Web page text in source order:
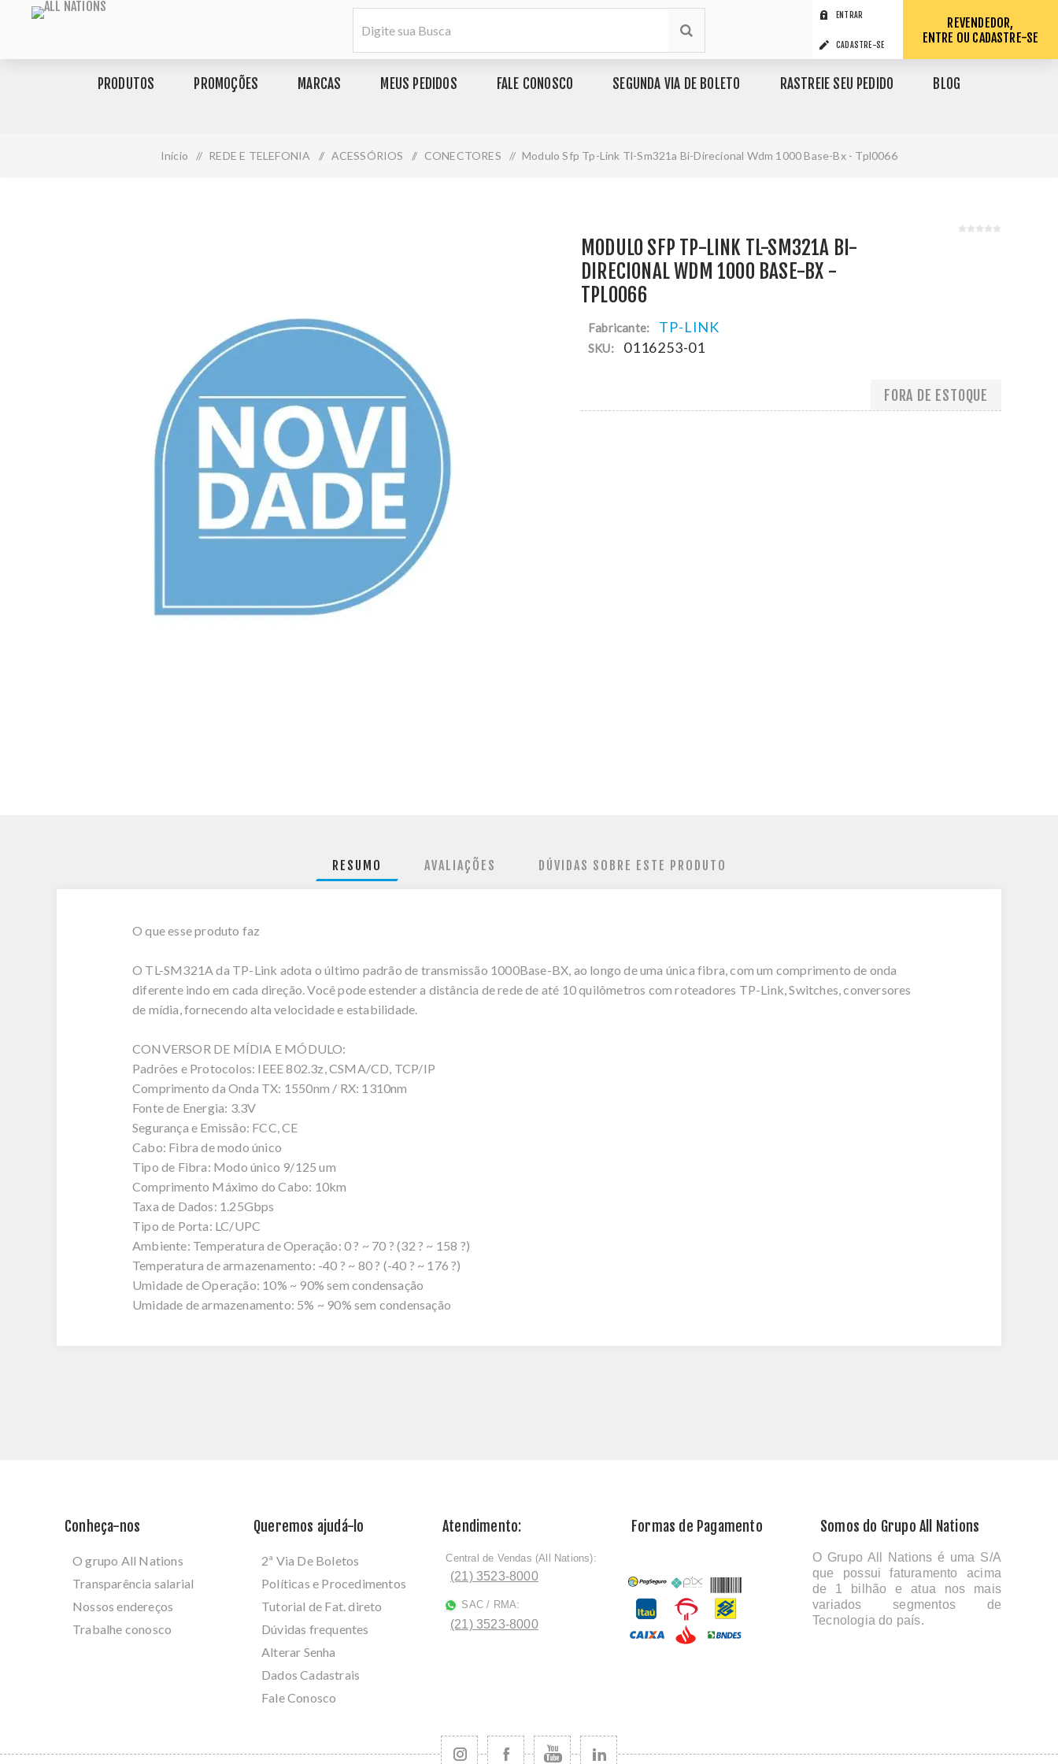
ENTRAR
CADASTRE-SE
REVENDEDOR,
ENTRE OU CADASTRE-SE
PRODUTOS PROMOÇÕES MARCAS MEUS PEDIDOS FALE CONOSCO SEGUNDA VIA DE BOLETO RASTREIE SEU PEDIDO BLOG
Início / REDE E TELEFONIA / ACESSÓRIOS / CONECTORES / Modulo Sfp Tp-Link Tl-Sm321a Bi-Direcional Wdm 1000 Base-Bx - Tpl0066
MODULO SFP TP-LINK TL-SM321A BI-
DIRECIONAL WDM 1000 BASE-BX -
TPL0066
Fabricante: TP-LINK
SKU: 0116253-01
FORA DE ESTOQUE
RESUMO AVALIAÇÕES DÚVIDAS SOBRE ESTE PRODUTO
O que esse produto faz
O TL-SM321A da TP-Link adota o último padrão de transmissão 1000Base-BX, ao longo de uma única fibra, com um comprimento de onda
diferente indo em cada direção. Você pode estender a distância de rede de até 10 quilômetros com roteadores TP-Link, Switches, conversores
de mídia, fornecendo alta velocidade e estabilidade.
CONVERSOR DE MÍDIA E MÓDULO:
Padrões e Protocolos: IEEE 802.3z, CSMA/CD, TCP/IP
Comprimento da Onda TX: 1550nm / RX: 1310nm
Fonte de Energia: 3.3V
Segurança e Emissão: FCC, CE
Cabo: Fibra de modo único
Tipo de Fibra: Modo único 9/125 um
Comprimento Máximo do Cabo: 10km
Taxa de Dados: 1.25Gbps
Tipo de Porta: LC/UPC
Ambiente: Temperatura de Operação: 0 ? ~ 70 ? (32 ? ~ 158 ?)
Temperatura de armazenamento: -40 ? ~ 80 ? (-40 ? ~ 176 ?)
Umidade de Operação: 10% ~ 90% sem condensação
Umidade de armazenamento: 5% ~ 90% sem condensação
Conheça-nos
O grupo All Nations
Transparência salarial
Nossos endereços
Trabalhe conosco
Queremos ajudá-lo
2ª Via De Boletos
Políticas e Procedimentos
Tutorial de Fat. direto
Dúvidas frequentes
Alterar Senha
Dados Cadastrais
Fale Conosco
Atendimento:
ﾠCentral de Vendas (All Nations):
(21) 3523-8000
SAC / RMA:
(21) 3523-8000
Formas de Pagamento Somos do Grupo All Nations
O Grupo All Nations é uma S/A
que possui faturamento acima
de 1 bilhão e atua nos mais
variados segmentos de
Tecnologia do país.